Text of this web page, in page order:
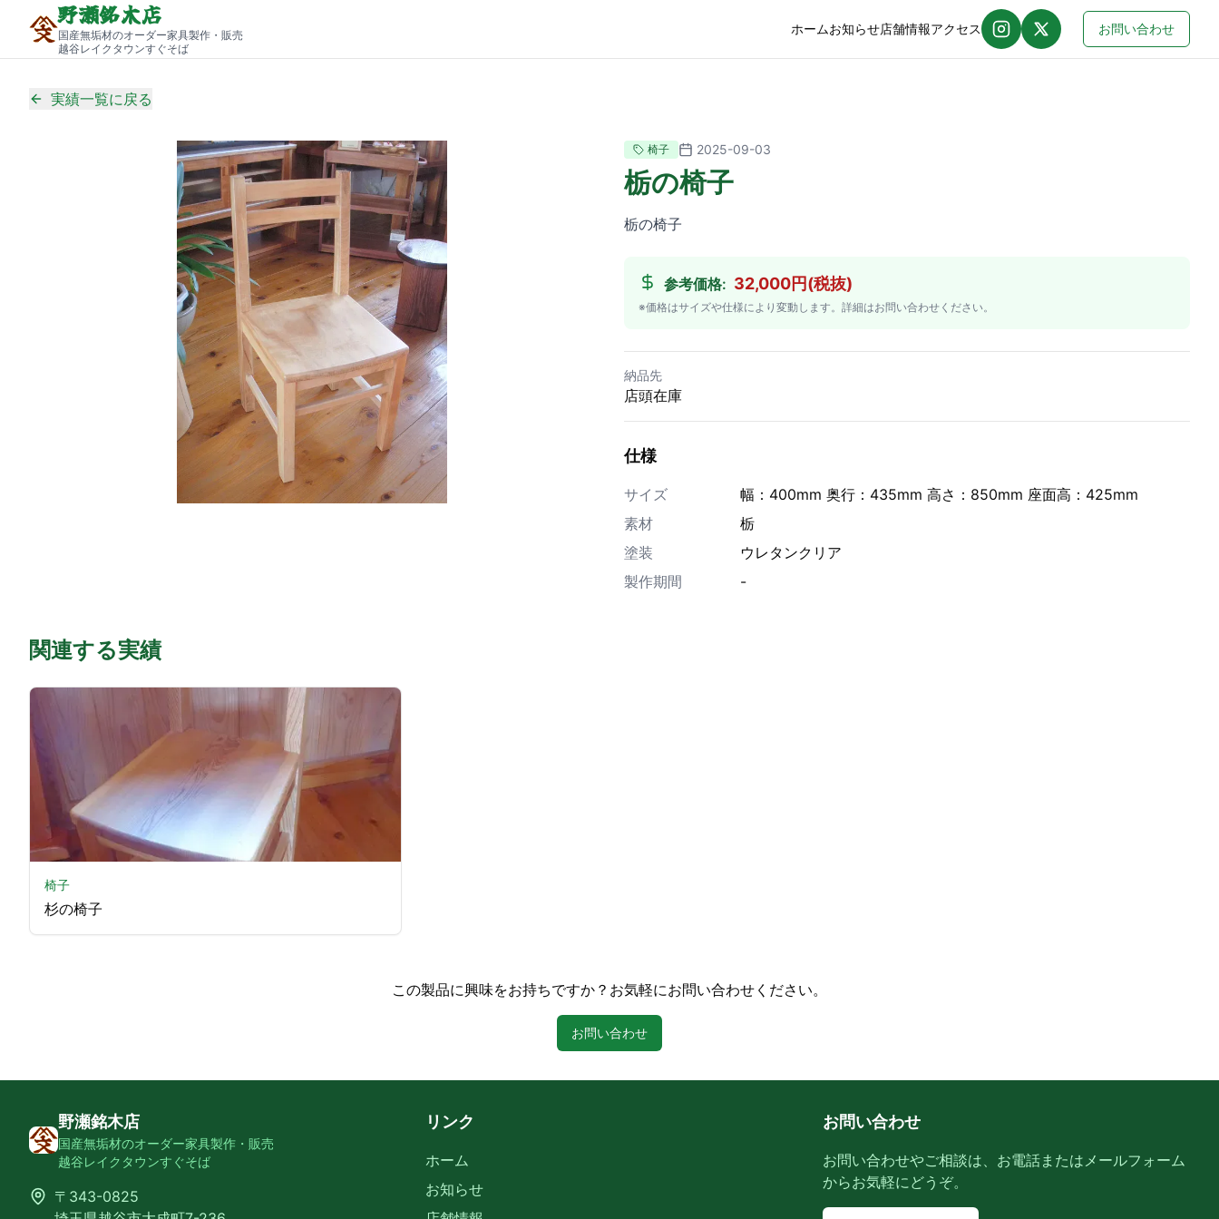
野瀬銘木店
国産無垢材のオーダー家具製作・販売
越谷レイクタウンすぐそば
ホームお知らせ店舗情報アクセス
InstagramX (Twitter)
お問い合わせ
実績一覧に戻る
椅子 2025-09-03
栃の椅子
栃の椅子
参考価格: 32,000円(税抜)
※価格はサイズや仕様により変動します。詳細はお問い合わせください。
納品先
店頭在庫
仕様
サイズ
幅：400mm 奥行：435mm 高さ：850mm 座面高：425mm
素材
栃
塗装
ウレタンクリア
製作期間
-
関連する実績
椅子
杉の椅子
この製品に興味をお持ちですか？お気軽にお問い合わせください。
お問い合わせ
野瀬銘木店
国産無垢材のオーダー家具製作・販売
越谷レイクタウンすぐそば
〒343-0825
リンク
ホーム
お知らせ
お問い合わせ
お問い合わせやご相談は、お電話またはメールフォーム
からお気軽にどうぞ。